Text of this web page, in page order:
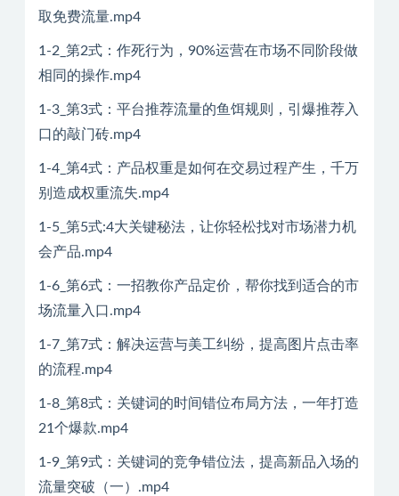
取免费流量.mp4
1-2_第2式：作死行为，90%运营在市场不同阶段做
相同的操作.mp4
1-3_第3式：平台推荐流量的鱼饵规则，引爆推荐入
口的敲门砖.mp4
1-4_第4式：产品权重是如何在交易过程产生，千万
别造成权重流失.mp4
1-5_第5式:4大关键秘法，让你轻松找对市场潜力机
会产品.mp4
1-6_第6式：一招教你产品定价，帮你找到适合的市
场流量入口.mp4
1-7_第7式：解决运营与美工纠纷，提高图片点击率
的流程.mp4
1-8_第8式：关键词的时间错位布局方法，一年打造
21个爆款.mp4
1-9_第9式：关键词的竞争错位法，提高新品入场的
流量突破（一）.mp4